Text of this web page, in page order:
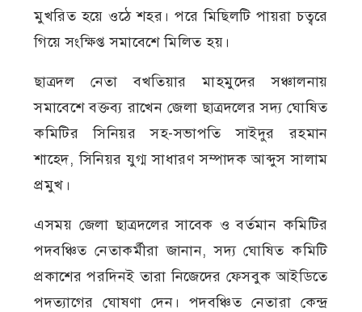
মুখরিত হয়ে ওঠে শহর। পরে মিছিলটি পায়রা চত্বরে
গিয়ে সংক্ষিপ্ত সমাবেশে মিলিত হয়।
ছাত্রদল নেতা বখতিয়ার মাহমুদের সঞ্চালনায়
সমাবেশে বক্তব্য রাখেন জেলা ছাত্রদলের সদ্য ঘোষিত
কমিটির সিনিয়র সহ-সভাপতি সাইদুর রহমান
শাহেদ, সিনিয়র যুগ্ম সাধারণ সম্পাদক আব্দুস সালাম
প্রমুখ।
এসময় জেলা ছাত্রদলের সাবেক ও বর্তমান কমিটির
পদবঞ্চিত নেতাকর্মীরা জানান, সদ্য ঘোষিত কমিটি
প্রকাশের পরদিনই তারা নিজেদের ফেসবুক আইডিতে
পদত্যাগের ঘোষণা দেন। পদবঞ্চিত নেতারা কেন্দ্র